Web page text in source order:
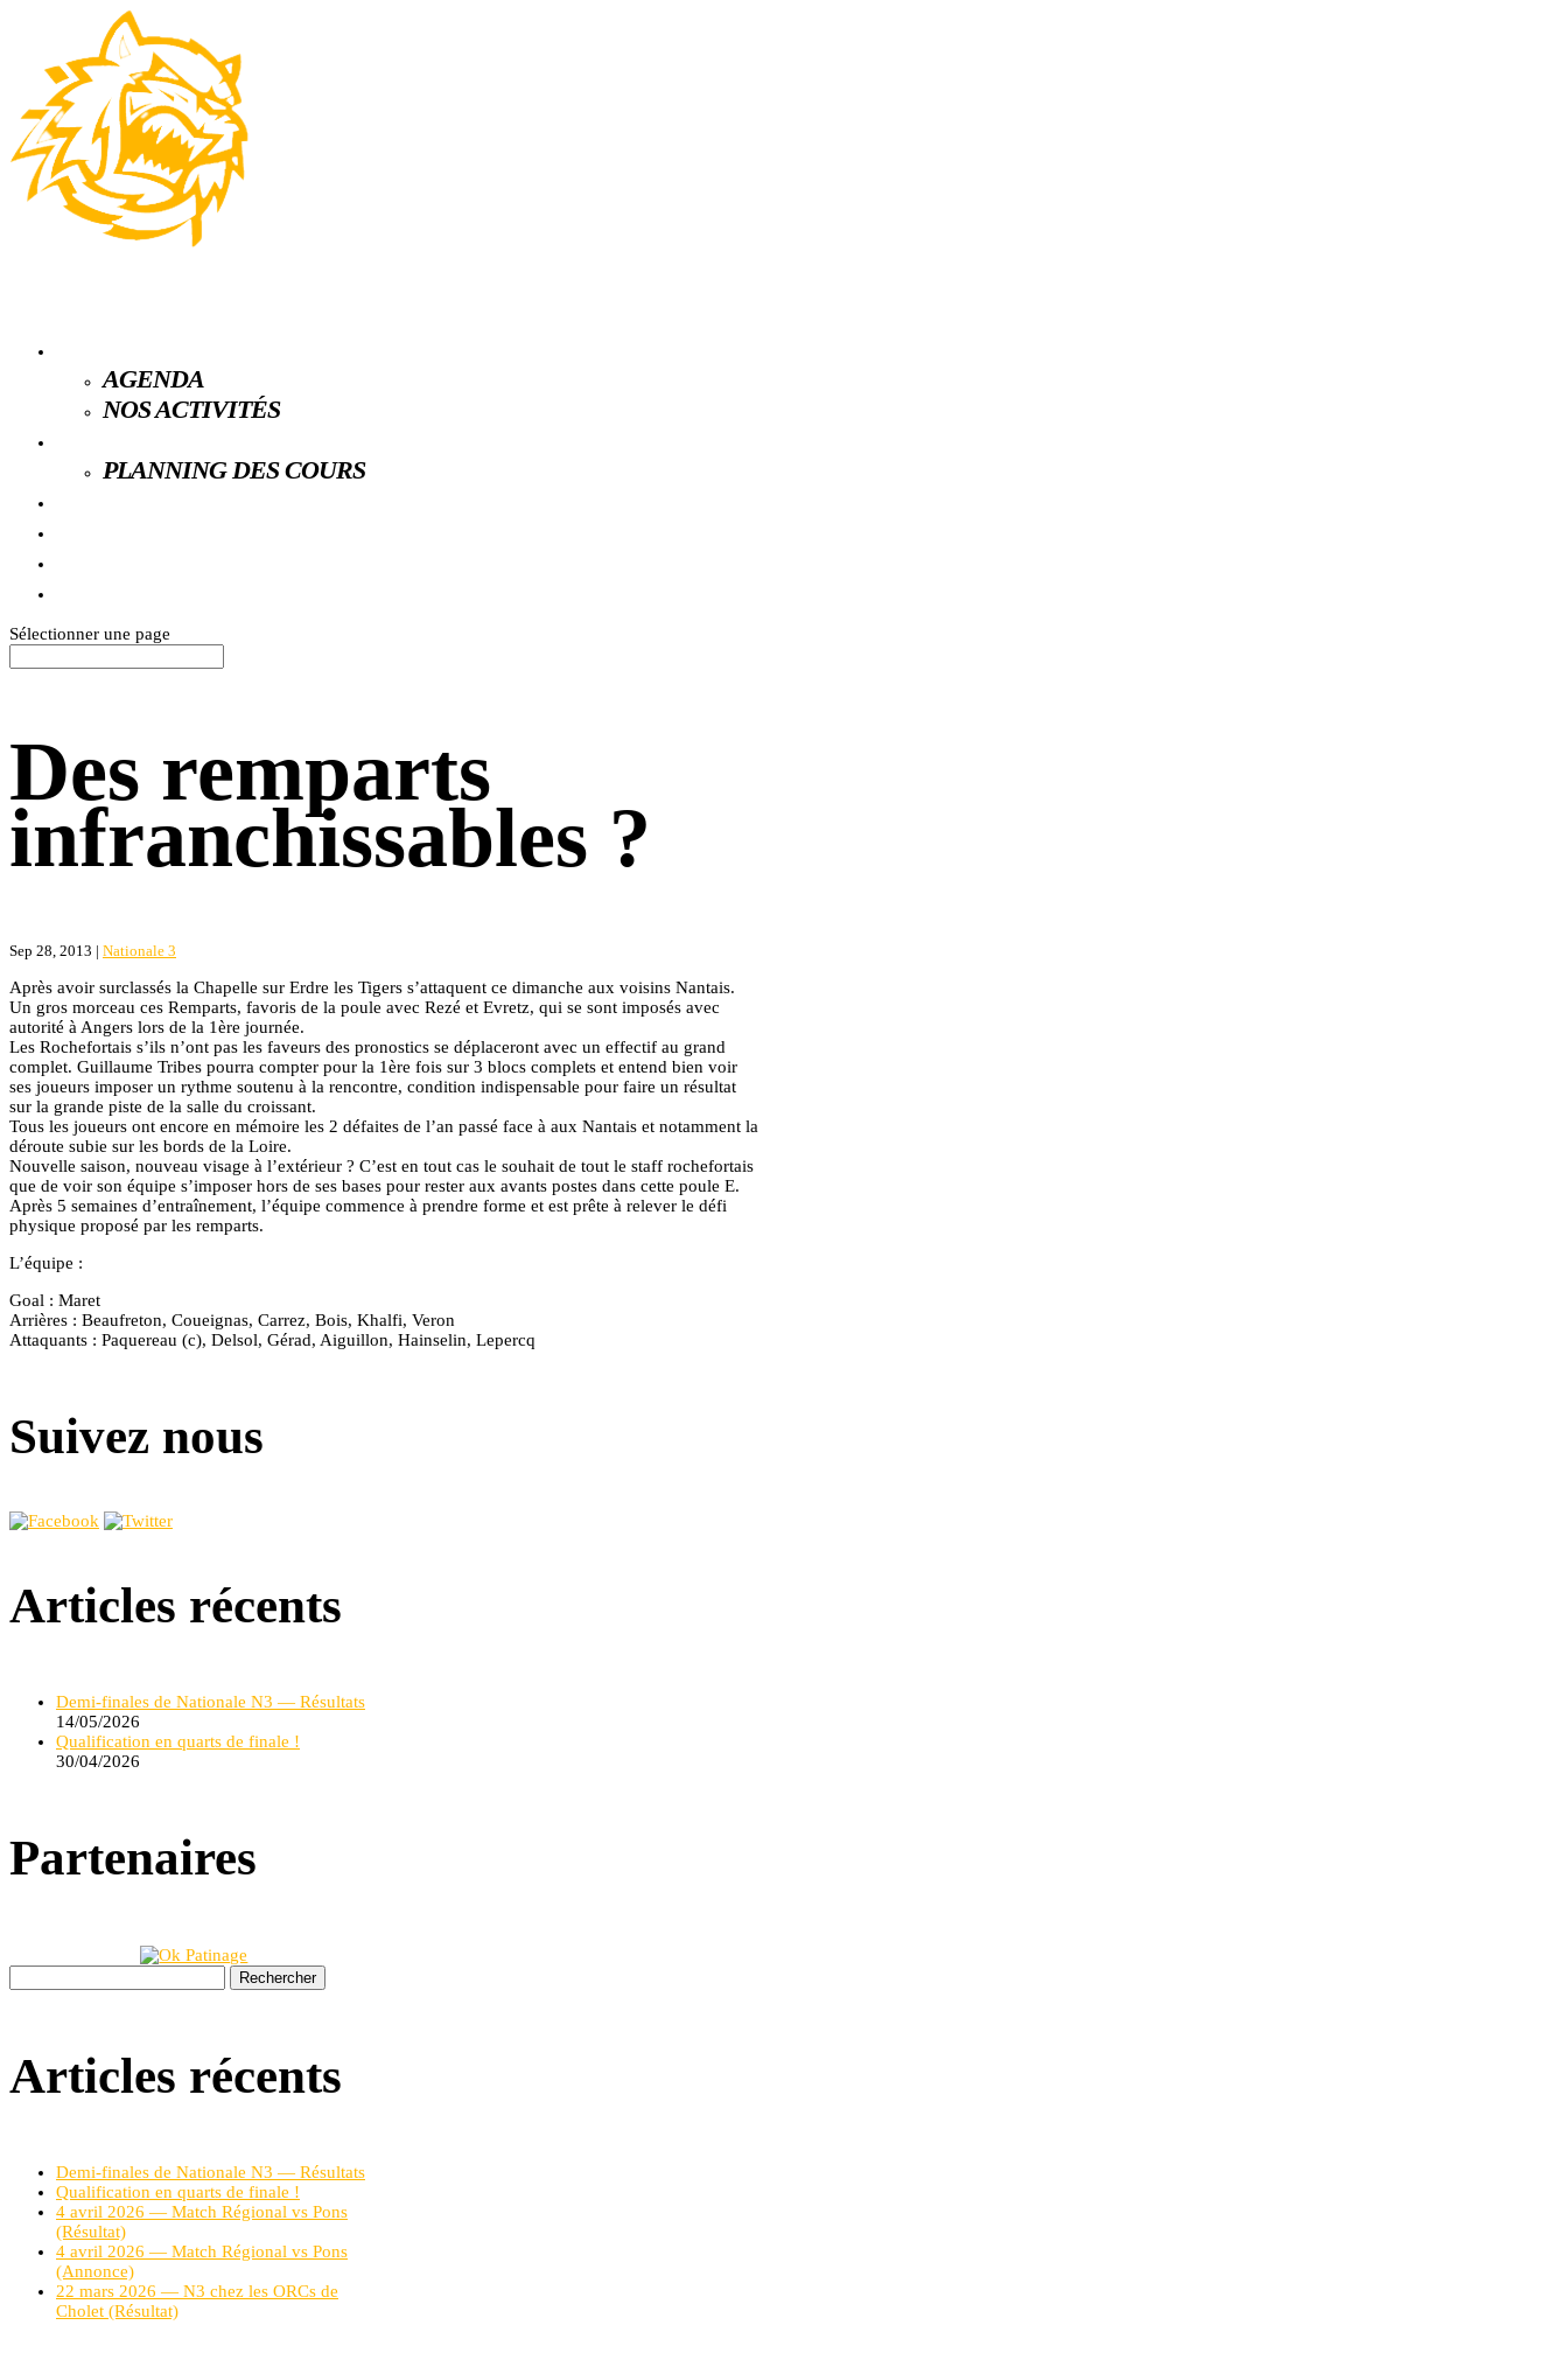
AGENDA
NOS ACTIVITÉS
PLANNING DES COURS
Sélectionner une page
Des remparts
infranchissables ?
Sep 28, 2013 | Nationale 3
Après avoir surclassés la Chapelle sur Erdre les Tigers s’attaquent ce dimanche aux voisins Nantais.
Un gros morceau ces Remparts, favoris de la poule avec Rezé et Evretz, qui se sont imposés avec
autorité à Angers lors de la 1ère journée.
Les Rochefortais s’ils n’ont pas les faveurs des pronostics se déplaceront avec un effectif au grand
complet. Guillaume Tribes pourra compter pour la 1ère fois sur 3 blocs complets et entend bien voir
ses joueurs imposer un rythme soutenu à la rencontre, condition indispensable pour faire un résultat
sur la grande piste de la salle du croissant.
Tous les joueurs ont encore en mémoire les 2 défaites de l’an passé face à aux Nantais et notamment la
déroute subie sur les bords de la Loire.
Nouvelle saison, nouveau visage à l’extérieur ? C’est en tout cas le souhait de tout le staff rochefortais
que de voir son équipe s’imposer hors de ses bases pour rester aux avants postes dans cette poule E.
Après 5 semaines d’entraînement, l’équipe commence à prendre forme et est prête à relever le défi
physique proposé par les remparts.
L’équipe :
Goal : Maret
Arrières : Beaufreton, Coueignas, Carrez, Bois, Khalfi, Veron
Attaquants : Paquereau (c), Delsol, Gérad, Aiguillon, Hainselin, Lepercq
Suivez nous
Articles récents
Demi-finales de Nationale N3 — Résultats
14/05/2026
Qualification en quarts de finale !
30/04/2026
Partenaires
Articles récents
Demi-finales de Nationale N3 — Résultats
Qualification en quarts de finale !
4 avril 2026 — Match Régional vs Pons
(Résultat)
4 avril 2026 — Match Régional vs Pons
(Annonce)
22 mars 2026 — N3 chez les ORCs de
Cholet (Résultat)